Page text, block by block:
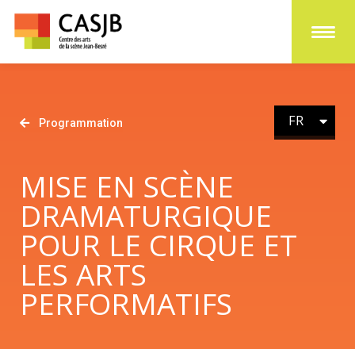
Programmation FR
EN
MISE EN SCÈNE
DRAMATURGIQUE
POUR LE CIRQUE ET
LES ARTS
PERFORMATIFS